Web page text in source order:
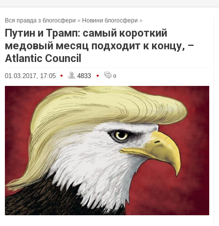
Вся правда з блогосфери » Новини блогосфери »
Путин и Трамп: самый короткий
медовый месяц подходит к концу, –
Atlantic Council
01.03.2017, 17:05 • 4833 • 0